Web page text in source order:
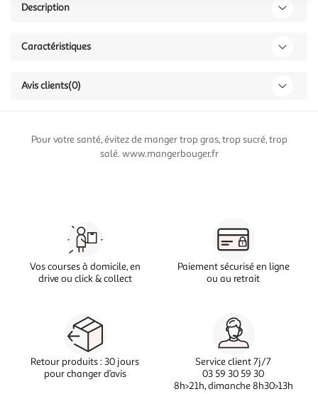
Description
Caractéristiques
Avis clients(0)
Pour votre santé, évitez de manger trop gras, trop sucré, trop
salé. www.mangerbouger.fr
Vos courses à domicile, en
drive ou click & collect
Paiement sécurisé en ligne
ou au retrait
Retour produits : 30 jours
pour changer d’avis
Service client 7j/7
03 59 30 59 30
8h>21h, dimanche 8h30>13h